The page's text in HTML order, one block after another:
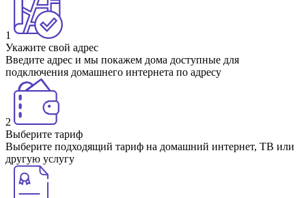
1
Укажите свой адрес
Введите адрес и мы покажем дома доступные для
подключения домашнего интернета по адресу
2
Выберите тариф
Выберите подходящий тариф на домашний интернет, ТВ или
другую услугу